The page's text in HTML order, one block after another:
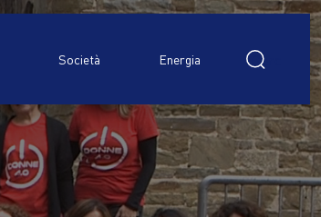
per:
Società Energia